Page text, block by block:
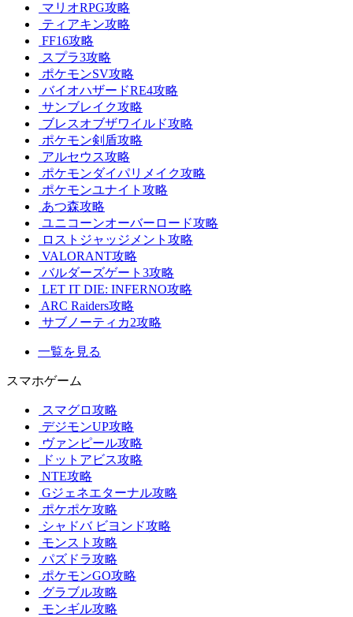
マリオRPG攻略
ティアキン攻略
FF16攻略
スプラ3攻略
ポケモンSV攻略
バイオハザードRE4攻略
サンブレイク攻略
ブレスオブザワイルド攻略
ポケモン剣盾攻略
アルセウス攻略
ポケモンダイパリメイク攻略
ポケモンユナイト攻略
あつ森攻略
ユニコーンオーバーロード攻略
ロストジャッジメント攻略
VALORANT攻略
バルダーズゲート3攻略
LET IT DIE: INFERNO攻略
ARC Raiders攻略
サブノーティカ2攻略
一覧を見る
スマホゲーム
スマグロ攻略
デジモンUP攻略
ヴァンピール攻略
ドットアビス攻略
NTE攻略
Gジェネエターナル攻略
ポケポケ攻略
シャドバ ビヨンド攻略
モンスト攻略
パズドラ攻略
ポケモンGO攻略
グラブル攻略
モンギル攻略